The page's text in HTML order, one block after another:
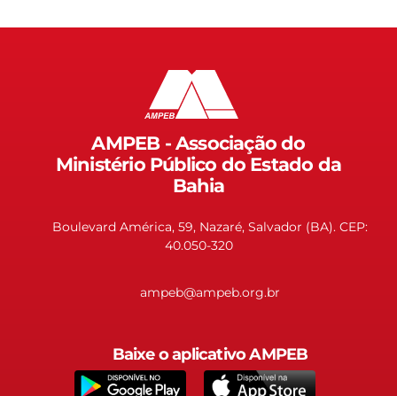
AMPEB - Associação do
Ministério Público do Estado da
Bahia
Boulevard América, 59, Nazaré, Salvador (BA). CEP:
40.050-320
ampeb@ampeb.org.br
Baixe o aplicativo AMPEB